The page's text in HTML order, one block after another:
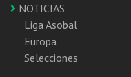
NOTICIAS
Liga Asobal
Europa
Selecciones